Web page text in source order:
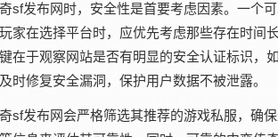
sf发布网时，安全性是首要考虑因素。一个
家在选择平台时，应优先考虑那些存在时
在于观察网站是否有明显的安全认证标识，
时修复安全漏洞，保护用户数据不被泄露。
sf发布网会严格筛选其推荐的游戏私服，确